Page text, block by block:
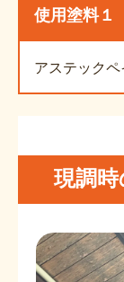
使用塗料１
アステック
現調